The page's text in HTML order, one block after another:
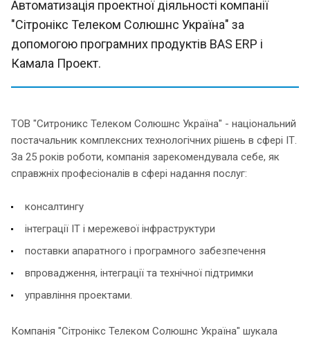
Автоматизація проектної діяльності компанії
"Сітронікс Телеком Солюшнс Україна" за
допомогою програмних продуктів BAS ERP і
Камала Проект.
ТОВ "Ситроникс Телеком Солюшнс Україна" - національний
постачальник комплексних технологічних рішень в сфері ІТ.
За 25 років роботи, компанія зарекомендувала себе, як
справжніх професіоналів в сфері надання послуг:
консалтингу
інтеграції ІТ і мережевої інфраструктури
поставки апаратного і програмного забезпечення
впровадження, інтеграції та технічної підтримки
управління проектами.
Компанія "Сітронікс Телеком Солюшнс Україна" шукала